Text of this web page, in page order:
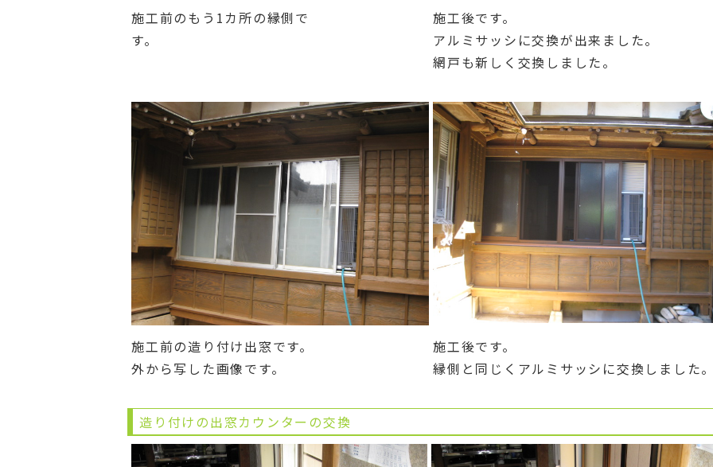
施工前のもう1カ所の縁側で
す。
施工後です。
アルミサッシに交換が出来ました。
網戸も新しく交換しました。
施工前の造り付け出窓です。
外から写した画像です。
施工後です。
縁側と同じくアルミサッシに交換しました
造り付けの出窓カウンターの交換